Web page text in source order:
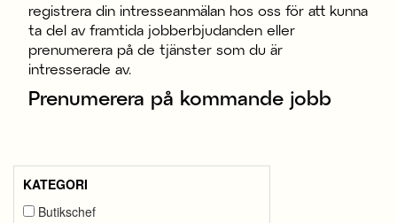
SE / SEK
registrera din intresseanmälan hos oss för att kunna
ta del av framtida jobberbjudanden eller
prenumerera på de tjänster som du är
intresserade av.
Prenumerera på kommande jobb